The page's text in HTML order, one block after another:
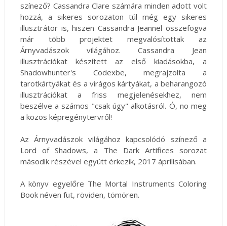
színező? Cassandra Clare számára minden adott volt
hozzá, a sikeres sorozaton túl még egy sikeres
illusztrátor is, hiszen Cassandra Jeannel összefogva
már több projektet megvalósítottak az
Árnyvadászok világához. Cassandra Jean
illusztrációkat készített az első kiadásokba, a
Shadowhunter's Codexbe, megrajzolta a
tarotkártyákat és a virágos kártyákat, a beharangozó
illusztrációkat a friss megjelenésekhez, nem
beszélve a számos "csak úgy" alkotásról. Ó, no meg
a közös képregénytervről!
Az Árnyvadászok világához kapcsolódó színező a
Lord of Shadows, a The Dark Artifices sorozat
második részével együtt érkezik, 2017 áprilisában.
A könyv egyelőre The Mortal Instruments Coloring
Book néven fut, röviden, tömören.